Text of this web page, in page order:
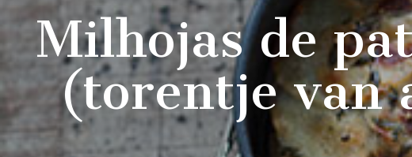
Milhojas de
(torentje van